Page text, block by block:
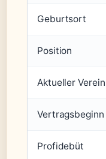
Geburtsort
Position
Aktueller Verein
Vertragsbeginn
Profidebüt